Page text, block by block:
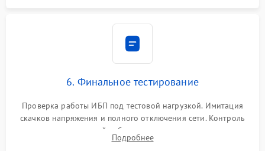
6. Финальное тестирование
Проверка работы ИБП под тестовой нагрузкой. Имитация
скачков напряжения и полного отключения сети. Контроль
времени автономной работы, температурного режима и
корректности формы выходного сигнала.
Подробнее